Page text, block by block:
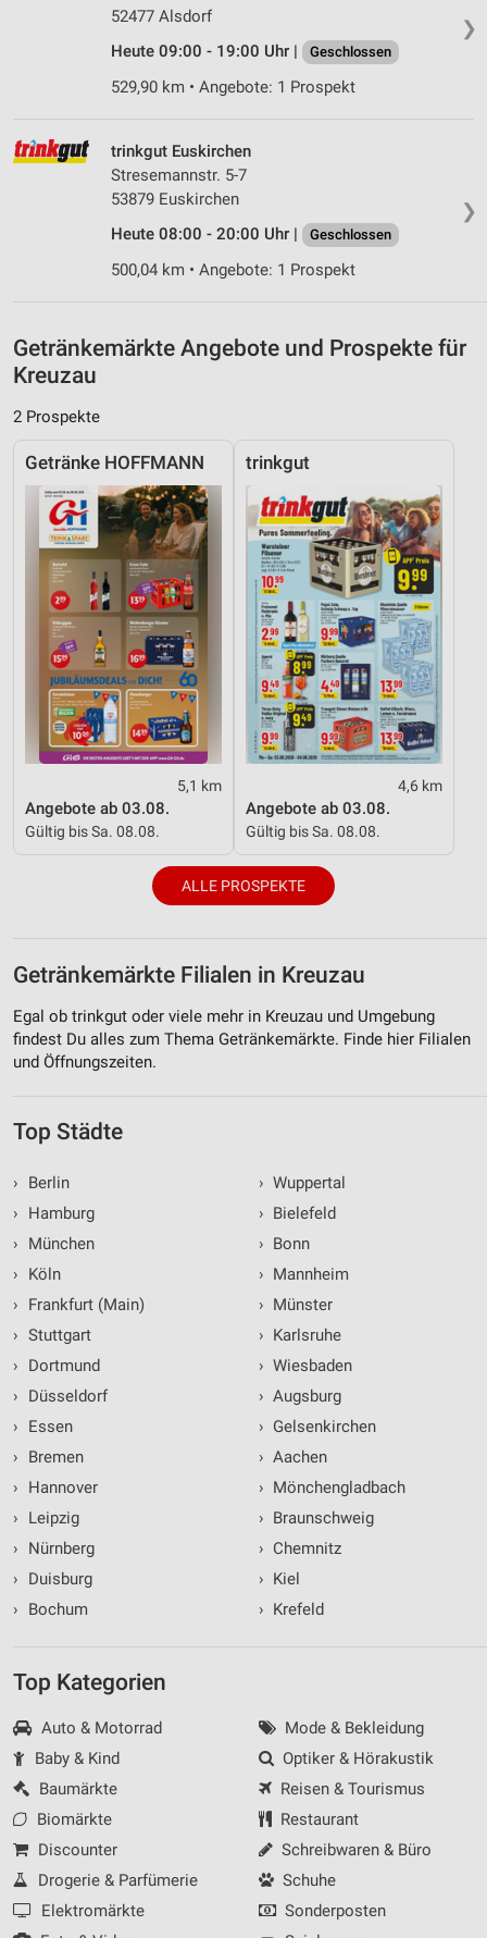
❯
52477 Alsdorf
Heute 09:00 - 19:00 Uhr |
Geschlossen
529,90 km • Angebote: 1 Prospekt
❯
trinkgut Euskirchen
Stresemannstr. 5-7
53879 Euskirchen
Heute 08:00 - 20:00 Uhr |
Geschlossen
500,04 km • Angebote: 1 Prospekt
Getränkemärkte Angebote und Prospekte für
Kreuzau
2 Prospekte
Getränke HOFFMANN
5,1 km
Angebote ab 03.08.
Gültig bis Sa. 08.08.
trinkgut
4,6 km
Angebote ab 03.08.
Gültig bis Sa. 08.08.
ALLE PROSPEKTE
Getränkemärkte Filialen in Kreuzau
Egal ob trinkgut oder viele mehr in Kreuzau und Umgebung
findest Du alles zum Thema Getränkemärkte. Finde hier Filialen
und Öffnungszeiten.
Top Städte
›
Berlin
›
Hamburg
›
München
›
Köln
›
Frankfurt (Main)
› Stuttgart
›
Dortmund
›
Düsseldorf
›
Essen
›
Bremen
›
Hannover
›
Leipzig
›
Nürnberg
›
Duisburg
›
Bochum
› Wuppertal
› Bielefeld
› Bonn
› Mannheim
› Münster
› Karlsruhe
› Wiesbaden
› Augsburg
› Gelsenkirchen
› Aachen
› Mönchengladbach
› Braunschweig
› Chemnitz
› Kiel
› Krefeld
Top Kategorien
Auto & Motorrad
Baby & Kind
Baumärkte
Biomärkte
Discounter
Drogerie & Parfümerie
Elektromärkte
Mode & Bekleidung
Optiker & Hörakustik
Reisen & Tourismus
Restaurant
Schreibwaren & Büro
Schuhe
Sonderposten
IAB-Besonderheiten:
Verwendung genauer Standortdaten
Geräte anhand von aktiv angeforderten
Nicht-IAB-Verarbeitungszwecke: